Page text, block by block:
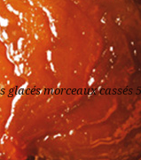
glacés morceaux cassés